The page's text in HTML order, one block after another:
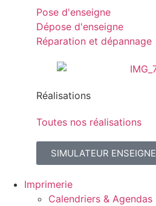
Pose d'enseigne
Dépose d'enseigne
Réparation et dépannage
Réalisations
Toutes nos réalisations
SIMULATEUR ENSEIGNE
Imprimerie
Calendriers & Agendas